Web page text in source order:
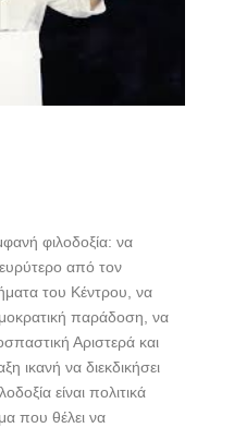
φιλοδοξία: να
από τον
του Κέντρου, να
παράδοση, να
Αριστερά και
ικανή να διεκδικήσει
είναι πολιτικά
που θέλει να